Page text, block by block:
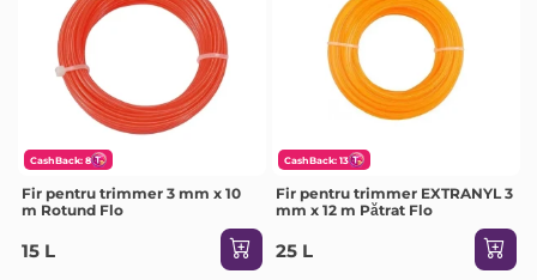
CashBack: 8
Fir pentru trimmer 3 mm x 10
m Rotund Flo
15 L
CashBack: 13
Fir pentru trimmer EXTRANYL 3
mm x 12 m Pătrat Flo
25 L